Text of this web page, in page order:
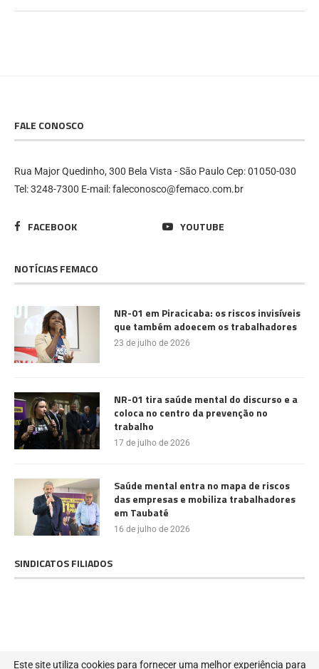
FALE CONOSCO
Rua Major Quedinho, 300 Bela Vista - São Paulo Cep: 01050-030
Tel: 3248-7300 E-mail: faleconosco@femaco.com.br
FACEBOOK YOUTUBE
NOTÍCIAS FEMACO
NR-01 em Piracicaba: os riscos invisíveis
que também adoecem os trabalhadores
23 de julho de 2026
NR-01 tira saúde mental do discurso e a
coloca no centro da prevenção no
trabalho
17 de julho de 2026
Saúde mental entra no mapa de riscos
das empresas e mobiliza trabalhadores
em Taubaté
16 de julho de 2026
SINDICATOS FILIADOS
@2022 - Todos os direitos reservados. Projetado e desenvolvido porMIB
Este site utiliza cookies para fornecer uma melhor experiência para